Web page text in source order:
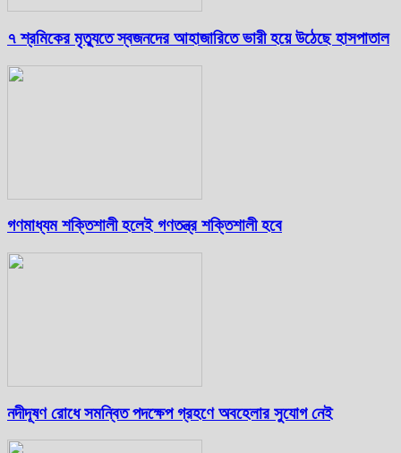
৭ শ্রমিকের মৃত্যুতে স্বজনদের আহাজারিতে ভারী হয়ে উঠেছে হাসপাতাল
গণমাধ্যম শক্তিশালী হলেই গণতন্ত্র শক্তিশালী হবে
নদীদূষণ রোধে সমন্বিত পদক্ষেপ গ্রহণে অবহেলার সুযোগ নেই